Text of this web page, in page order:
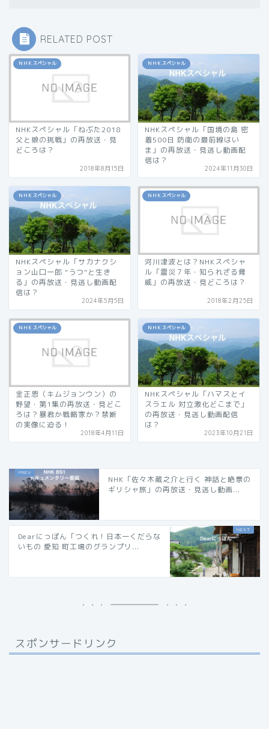
RELATED POST
ＮＨＫスペシャル
NHKスペシャル「ねぶた2018
父と娘の挑戦」の再放送・見
どころは？
2018年8月15日
ＮＨＫスペシャル
NHKスペシャル「国境の島 密
着500日 防衛の最前線はい
ま」の再放送・見逃し動画配
信は？
2024年11月30日
ＮＨＫスペシャル
NHKスペシャル「サカナクシ
ョン山口一郎 “うつ”と生き
る」の再放送・見逃し動画配
信は？
2024年5月5日
ＮＨＫスペシャル
河川津波とは？NHKスペシャ
ル「震災７年・知られざる脅
威」の再放送・見どころは？
2018年2月25日
ＮＨＫスペシャル
金正恩（キムジョンウン）の
野望・第1集の再放送・見どこ
ろは？暴君か戦略家か？禁断
の実像に迫る！
2018年4月11日
ＮＨＫスペシャル
NHKスペシャル「ハマスとイ
スラエル 対立激化どこまで」
の再放送・見逃し動画配信
は？
2023年10月21日
NHK「佐々木蔵之介と行く 神話と絶景の
ギリシャ旅」の再放送・見逃し動画...
Dearにっぽん「つくれ！日本一くだらな
いもの 愛知 町工場のグランプリ...
スポンサードリンク